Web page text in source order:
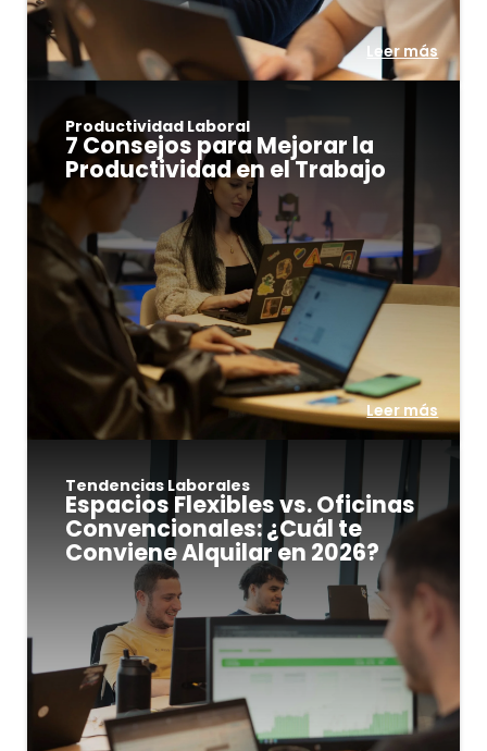
Leer más
Productividad Laboral
7 Consejos para Mejorar la
Productividad en el Trabajo
Leer más
Tendencias Laborales
Espacios Flexibles vs. Oficinas
Convencionales: ¿Cuál te
Conviene Alquilar en 2026?